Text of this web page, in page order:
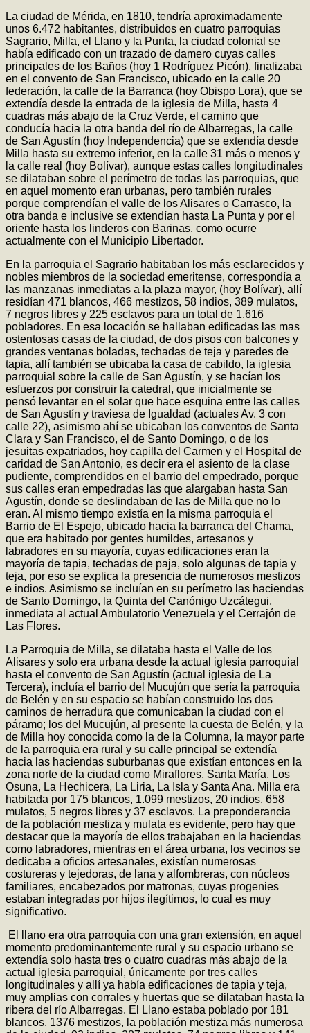
La ciudad de Mérida, en 1810, tendría aproximadamente
unos 6.472 habitantes, distribuidos en cuatro parroquias
Sagrario, Milla, el Llano y la Punta, la ciudad colonial se
había edificado con un trazado de damero cuyas calles
principales de los Baños (hoy 1 Rodríguez Picón), finalizaba
en el convento de San Francisco, ubicado en la calle 20
federación, la calle de la Barranca (hoy Obispo Lora), que se
extendía desde la entrada de la iglesia de Milla, hasta 4
cuadras más abajo de la Cruz Verde, el camino que
conducía hacia la otra banda del río de Albarregas, la calle
de San Agustín (hoy Independencia) que se extendía desde
Milla hasta su extremo inferior, en la calle 31 más o menos y
la calle real (hoy Bolívar), aunque estas calles longitudinales
se dilataban sobre el perímetro de todas las parroquias, que
en aquel momento eran urbanas, pero también rurales
porque comprendían el valle de los Alisares o Carrasco, la
otra banda e inclusive se extendían hasta La Punta y por el
oriente hasta los linderos con Barinas, como ocurre
actualmente con el Municipio Libertador.
En la parroquia el Sagrario habitaban los más esclarecidos y
nobles miembros de la sociedad emeritense, correspondía a
las manzanas inmediatas a la plaza mayor, (hoy Bolívar), allí
residían 471 blancos, 466 mestizos, 58 indios, 389 mulatos,
7 negros libres y 225 esclavos para un total de 1.616
pobladores. En esa locación se hallaban edificadas las mas
ostentosas casas de la ciudad, de dos pisos con balcones y
grandes ventanas boladas, techadas de teja y paredes de
tapia, allí también se ubicaba la casa de cabildo, la iglesia
parroquial sobre la calle de San Agustín, y se hacían los
esfuerzos por construir la catedral, que inicialmente se
pensó levantar en el solar que hace esquina entre las calles
de San Agustín y traviesa de Igualdad (actuales Av. 3 con
calle 22), asimismo ahí se ubicaban los conventos de Santa
Clara y San Francisco, el de Santo Domingo, o de los
jesuitas expatriados, hoy capilla del Carmen y el Hospital de
caridad de San Antonio, es decir era el asiento de la clase
pudiente, comprendidos en el barrio del empedrado, porque
sus calles eran empedradas las que alargaban hasta San
Agustín, donde se deslindaban de las de Milla que no lo
eran. Al mismo tiempo existía en la misma parroquia el
Barrio de El Espejo, ubicado hacia la barranca del Chama,
que era habitado por gentes humildes, artesanos y
labradores en su mayoría, cuyas edificaciones eran la
mayoría de tapia, techadas de paja, solo algunas de tapia y
teja, por eso se explica la presencia de numerosos mestizos
e indios. Asimismo se incluían en su perímetro las haciendas
de Santo Domingo, la Quinta del Canónigo Uzcátegui,
inmediata al actual Ambulatorio Venezuela y el Cerrajón de
Las Flores.
La Parroquia de Milla, se dilataba hasta el Valle de los
Alisares y solo era urbana desde la actual iglesia parroquial
hasta el convento de San Agustín (actual iglesia de La
Tercera), incluía el barrio del Mucujún que sería la parroquia
de Belén y en su espacio se habían construido los dos
caminos de herradura que comunicaban la ciudad con el
páramo; los del Mucujún, al presente la cuesta de Belén, y la
de Milla hoy conocida como la de la Columna, la mayor parte
de la parroquia era rural y su calle principal se extendía
hacia las haciendas suburbanas que existían entonces en la
zona norte de la ciudad como Miraflores, Santa María, Los
Osuna, La Hechicera, La Liria, La Isla y Santa Ana. Milla era
habitada por 175 blancos, 1.099 mestizos, 20 indios, 658
mulatos, 5 negros libres y 37 esclavos. La preponderancia
de la población mestiza y mulata es evidente, pero hay que
destacar que la mayoría de ellos trabajaban en la haciendas
como labradores, mientras en el área urbana, los vecinos se
dedicaba a oficios artesanales, existían numerosas
costureras y tejedoras, de lana y alfombreras, con núcleos
familiares, encabezados por matronas, cuyas progenies
estaban integradas por hijos ilegítimos, lo cual es muy
significativo.
El llano era otra parroquia con una gran extensión, en aquel
momento predominantemente rural y su espacio urbano se
extendía solo hasta tres o cuatro cuadras más abajo de la
actual iglesia parroquial, únicamente por tres calles
longitudinales y allí ya había edificaciones de tapia y teja,
muy amplias con corrales y huertas que se dilataban hasta la
ribera del río Albarregas. El Llano estaba poblado por 181
blancos, 1376 mestizos, la población mestiza más numerosa